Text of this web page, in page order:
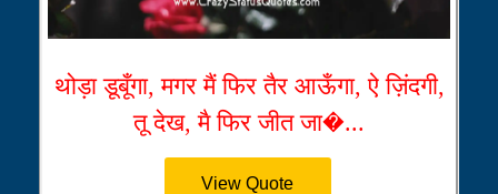
थोड़ा डूबूँगा, मगर मैं फिर तैर आऊँगा, ऐ ज़िंदगी,
तू देख, मै फिर जीत जा�...
View Quote